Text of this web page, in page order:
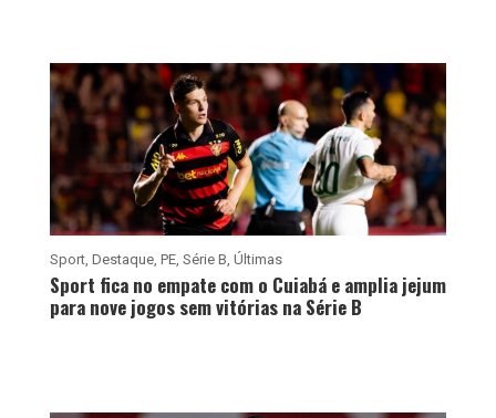
Sport, Destaque, PE, Série B, Últimas
Sport fica no empate com o Cuiabá e amplia jejum
para nove jogos sem vitórias na Série B